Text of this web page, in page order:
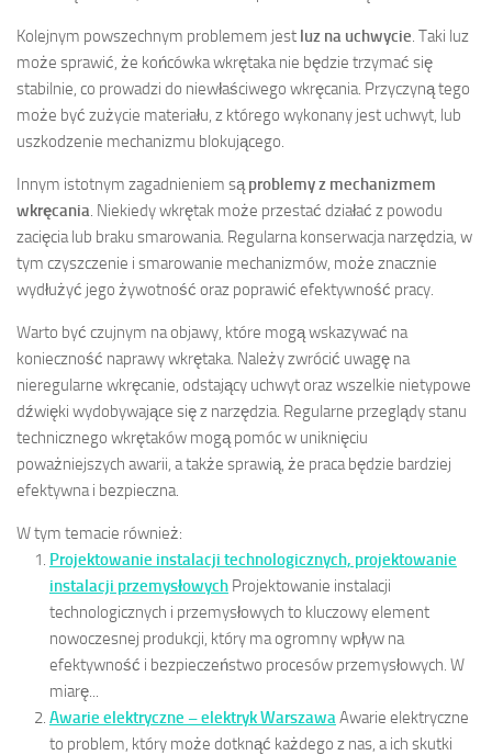
Kolejnym powszechnym problemem jest luz na uchwycie. Taki luz
może sprawić, że końcówka wkrętaka nie będzie trzymać się
stabilnie, co prowadzi do niewłaściwego wkręcania. Przyczyną tego
może być zużycie materiału, z którego wykonany jest uchwyt, lub
uszkodzenie mechanizmu blokującego.
Innym istotnym zagadnieniem sąproblemy z mechanizmem
wkręcania. Niekiedy wkrętak może przestać działać z powodu
zacięcia lub braku smarowania. Regularna konserwacja narzędzia, w
tym czyszczenie i smarowanie mechanizmów, może znacznie
wydłużyć jego żywotność oraz poprawić efektywność pracy.
Warto być czujnym na objawy, które mogą wskazywać na
konieczność naprawy wkrętaka. Należy zwrócić uwagę na
nieregularne wkręcanie, odstający uchwyt oraz wszelkie nietypowe
dźwięki wydobywające się z narzędzia. Regularne przeglądy stanu
technicznego wkrętaków mogą pomóc w uniknięciu
poważniejszych awarii, a także sprawią, że praca będzie bardziej
efektywna i bezpieczna.
W tym temacie również:
Projektowanie instalacji technologicznych, projektowanie
instalacji przemysłowych Projektowanie instalacji
technologicznych i przemysłowych to kluczowy element
nowoczesnej produkcji, który ma ogromny wpływ na
efektywność i bezpieczeństwo procesów przemysłowych. W
miarę...
Awarie elektryczne – elektryk WarszawaAwarie elektryczne
to problem, który może dotknąć każdego z nas, a ich skutki